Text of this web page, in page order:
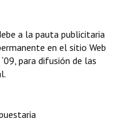
a la pauta publicitaria
en el sitio Web
para difusión de las